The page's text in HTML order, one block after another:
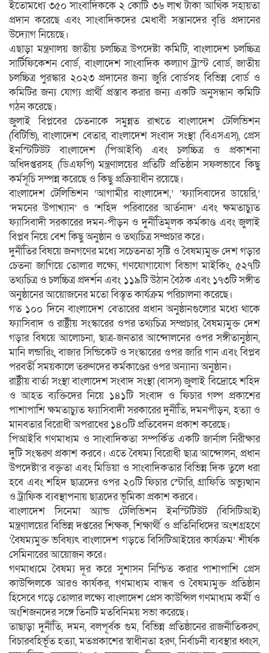
ইতোমধ্যে ৩৫০ সাংবাদিককে ২ কোটি ৩৬ লাখ টাকা আর্থিক সহায়তা
প্রদান করেছে এবং সাংবাদিকদের মেধাবী সন্তানদের বৃত্তি প্রদানের
উদ্যোগ নিয়েছে।
এছাড়া মন্ত্রণালয় জাতীয় চলচ্চিত্র উপদেষ্টা কমিটি, বাংলাদেশ চলচ্চিত্র
সার্টিফিকেশন বোর্ড, বাংলাদেশ সাংবাদিক কল্যাণ ট্রাস্ট বোর্ড, জাতীয়
চলচ্চিত্র পুরস্কার ২০২৩ প্রদানের জন্য জুরি বোর্ডসহ বিভিন্ন বোর্ড ও
কমিটির জন্য যোগ্য প্রার্থী প্রস্তাব করার জন্য একটি অনুসন্ধান কমিটি
গঠন করেছে।
জুলাই বিপ্লবের চেতনাকে সমুন্নত রাখতে বাংলাদেশ টেলিভিশন
(বিটিভি), বাংলাদেশ বেতার, বাংলাদেশ সংবাদ সংস্থা (বিএসএস), প্রেস
ইনস্টিটিউট বাংলাদেশ (পিআইবি) এবং চলচ্চিত্র ও প্রকাশনা
অধিদপ্তরসহ (ডিএফপি) মন্ত্রণালয়ের প্রতিটি প্রতিষ্ঠান সফলভাবে কিছু
কর্মসূচি সম্পন্ন করেছে ও কিছু প্রক্রিয়াধীন রয়েছে।
বাংলাদেশ টেলিভিশন ‘আগামীর বাংলাদেশ,’ ‘ফ্যাসিবাদের ডায়েরি,’
‘দমনের উপাখ্যান’ ও ‘শহিদ পরিবারের আর্তনাদ’ এবং ক্ষমতাচ্যুত
ফ্যাসিবাদী সরকারের দমন-পীড়ন ও দুর্নীতিমূলক কর্মকাণ্ড এবং জুলাই
বিপ্লব নিয়ে বেশ কিছু অনুষ্ঠান ও তথ্যচিত্র সম্প্রচার করে।
দুর্নীতির বিষয়ে জনগণের মধ্যে সচেতনতা সৃষ্টি ও বৈষম্যমুক্ত দেশ গড়ার
চেতনা জাগিয়ে তোলার লক্ষ্যে, গণযোগাযোগ বিভাগ মাইকিং, ৫২৭টি
তথ্যচিত্র ও চলচ্চিত্র প্রদর্শন এবং ১১৯টি উঠান বৈঠক এবং ১৭৩টি সঙ্গীত
অনুষ্ঠানের আয়োজনের মতো বিস্তৃত কার্যক্রম পরিচালনা করেছে।
গত ১০০ দিনে বাংলাদেশ বেতারের প্রধান অনুষ্ঠানগুলোর মধ্যে থাকে
ফ্যাসিবাদ ও রাষ্ট্রীয় সংস্কারের ওপর তথ্যচিত্র সম্প্রচার, বৈষম্যমুক্ত দেশ
গড়ার বিষয়ে আলোচনা, ছাত্র-জনতার আন্দোলনের ওপর সঙ্গীতানুষ্ঠান,
মানি লন্ডারিং, বাজার সিন্ডিকেট ও সংস্কারের ওপর জারি গান এবং বিপ্লব
পরবর্তী সময়কালে তরুণদের কর্মকাণ্ডের ওপর অন্যান্য অনুষ্ঠান।
রাষ্ট্রীয় বার্তা সংস্থা বাংলাদেশ সংবাদ সংস্থা (বাসস) জুলাই বিদ্রোহে শহিদ
ও আহত ব্যক্তিদের নিয়ে ১৪১টি সংবাদ ও ফিচার গল্প প্রকাশের
পাশাপাশি ক্ষমতাচ্যুত ফ্যাসিবাদী সরকারের দুর্নীতি, দমনপীড়ন, হত্যা ও
মানবতার বিরোধী অপরাধের ১৪০টি প্রতিবেদন প্রকাশ করেছে।
পিআইবি গণমাধ্যম ও সাংবাদিকতা সম্পর্কিত একটি জার্নাল নিরীক্ষার
দুটি সংস্করণ প্রকাশ করবে। এতে বৈষম্য বিরোধী ছাত্র আন্দোলন, প্রধান
উপদেষ্টা’র বক্তৃতা এবং মিডিয়া ও সাংবাদিকতার বিভিন্ন দিক তুলে ধরা
হবে এবং শহিদ ছাত্রদের ওপর ২০টি ফিচার স্টোরি, গ্রাফিতি অভ্যুত্থান
ও ট্রাফিক ব্যবস্থাপনায় ছাত্রদের ভূমিকা প্রকাশ করবে।
বাংলাদেশ সিনেমা অ্যান্ড টেলিভিশন ইনস্টিটিউট (বিসিটিআই)
মন্ত্রণালয়ের বিভিন্ন দপ্তরের শিক্ষক, শিক্ষার্থী ও প্রতিনিধিদের অংশগ্রহণে
‘বৈষম্যমুক্ত ভবিষ্যৎ বাংলাদেশ গড়তে বিসিটিআইয়ের কার্যক্রম’ শীর্ষক
সেমিনারের আয়োজন করে।
গণমাধ্যমে বৈষম্য দূর করে সুশাসন নিশ্চিত করার পাশাপাশি প্রেস
কাউন্সিলকে আরও কার্যকর, গণমাধ্যম বান্ধব ও বৈষম্যমুক্ত প্রতিষ্ঠান
হিসেবে গড়ে তোলার লক্ষ্যে বাংলাদেশ প্রেস কাউন্সিল গণমাধ্যম কর্মী ও
অংশিজনদের সঙ্গে তিনটি মতবিনিময় সভা করেছে।
তাছাড়া দুর্নীতি, দমন, বলপূর্বক গুম, বিভিন্ন প্রতিষ্ঠানের রাজনীতিকরণ,
বিচারবহির্ভূত হত্যা, মতপ্রকাশের স্বাধীনতা হরণ, নির্বাচনী ব্যবস্থার ধ্বংস,